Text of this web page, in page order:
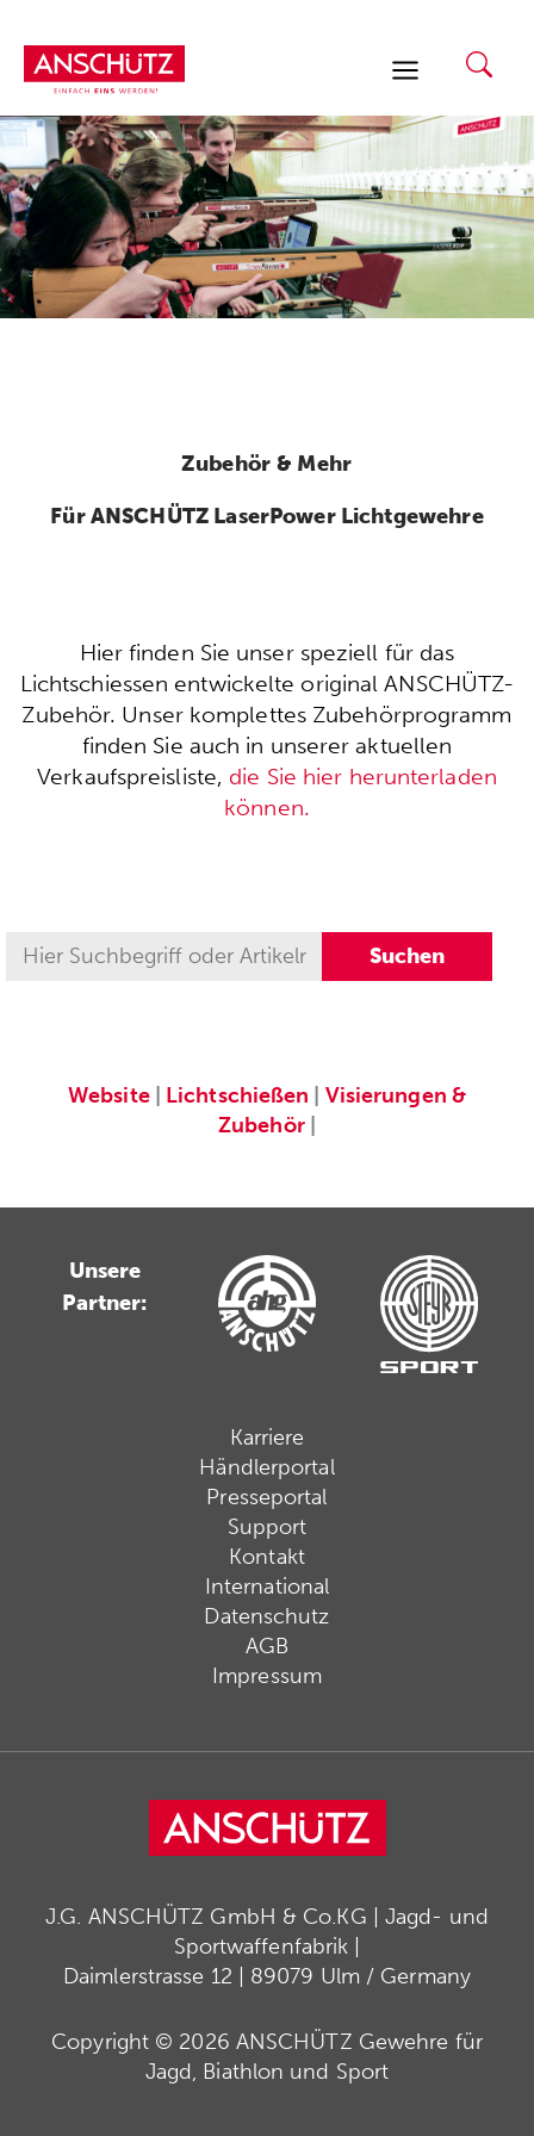
Inhalt
springen
Zubehör & Mehr
Für ANSCHÜTZ LaserPower Lichtgewehre
Hier finden Sie unser speziell für das
Lichtschiessen entwickelte original ANSCHÜTZ-
Zubehör. Unser komplettes Zubehörprogramm
finden Sie auch in unserer aktuellen
Verkaufspreisliste, die Sie hier herunterladen
können.
Website| Lichtschießen
Visierungen &
Zubehör|
Unsere
Partner:
Karriere
Händlerportal
Presseportal
Support
Kontakt
International
Datenschutz
AGB
Impressum
J.G. ANSCHÜTZ GmbH & Co.KG | Jagd- und
Sportwaffenfabrik |
Daimlerstrasse 12 | 89079 Ulm / Germany
Copyright © 2026 ANSCHÜTZ Gewehre für
Jagd, Biathlon und Sport